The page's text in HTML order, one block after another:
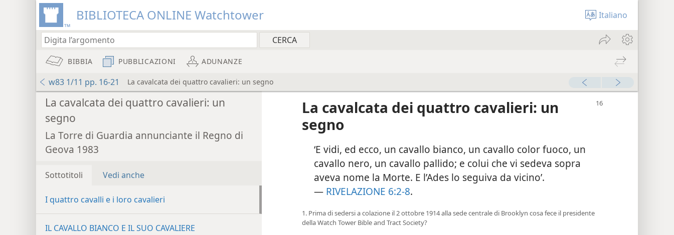
BIBLIOTECA ONLINE Watchtower Italiano
BIBBIA PUBBLICAZIONI ADUNANZE
w83 1/11 pp. 16-21 La cavalcata dei quattro cavalieri: un segno
La cavalcata dei quattro cavalieri: un
segno
La Torre di Guardia annunciante il Regno di
Geova 1983
Sottotitoli Vedi anche
I quattro cavalli e i loro cavalieri
IL CAVALLO BIANCO E IL SUO CAVALIERE
La cavalcata dei quattro cavalieri: un
segno
‘E vidi, ed ecco, un cavallo bianco, un cavallo color fuoco, un
cavallo nero, un cavallo pallido; e colui che vi sedeva sopra
aveva nome la Morte. E l’Ades lo seguiva da vicino’.
— RIVELAZIONE 6:2-8.
1. Prima di sedersi a colazione il 2 ottobre 1914 alla sede centrale di Brooklyn cosa fece il presidente
della Watch Tower Bible and Tract Society?